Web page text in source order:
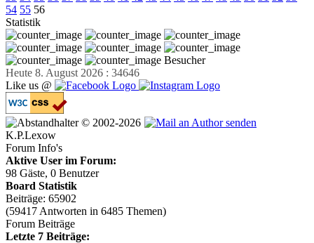
54 55 56
Statistik
Besucher
Heute 8. August 2026 : 34646
Like us @
© 2002-2026
K.P.Lexow
Forum Info's
Aktive User im Forum:
98 Gäste, 0 Benutzer
Board Statistik
Beiträge: 65902
(59417 Antworten in 6485 Themen)
Forum Beiträge
Letzte 7 Beiträge: